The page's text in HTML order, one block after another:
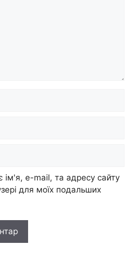
ім'я, e-mail, та адресу сайту
для моїх подальших